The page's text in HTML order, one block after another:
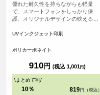
優れた耐久性を持ちながらも軽量
で、スマートフォンをしっかり保
護、オリジナルデザインの映えるオ
す。
UVインクジェット印刷
ポリカーボネイト
910円 (税込 1,001円)
\まとめて割/
10％ 819 円（税込）